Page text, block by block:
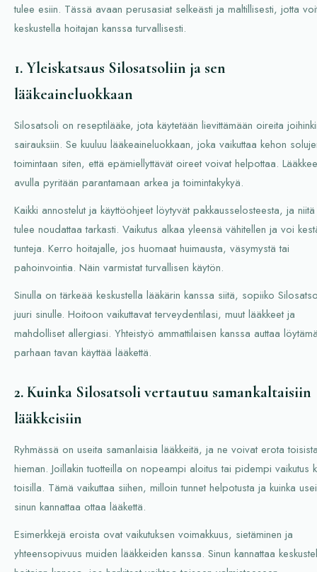
tulee esiin. Tässä avaan perusasiat selkeästi ja maltillisesti, jotta
keskustella hoitajan kanssa turvallisesti.
1. Yleiskatsaus Silosatsoliin ja sen
lääkeaineluokkaan
Silosatsoli on reseptilääke, jota käytetään lievittämään oireita
sairauksiin. Se kuuluu lääkeaineluokkaan, joka vaikuttaa kehon
toimintaan siten, että epämiellyttävät oireet voivat helpottaa.
avulla pyritään parantamaan arkea ja toimintakykyä.
Kaikki annostelut ja käyttöohjeet löytyvät pakkausselosteesta, ja niitä
tulee noudattaa tarkasti. Vaikutus alkaa yleensä vähitellen ja voi
tunteja. Kerro hoitajalle, jos huomaat huimausta, väsymystä tai
pahoinvointia. Näin varmistat turvallisen käytön.
Sinulla on tärkeää keskustella lääkärin kanssa siitä, sopiiko
juuri sinulle. Hoitoon vaikuttavat terveydentilasi, muut lääkkeet ja
mahdolliset allergiasi. Yhteistyö ammattilaisen kanssa auttaa
parhaan tavan käyttää lääkettä.
2. Kuinka Silosatsoli vertautuu samankaltaisiin
lääkkeisiin
Ryhmässä on useita samanlaisia lääkkeitä, ja ne voivat erota
hieman. Joillakin tuotteilla on nopeampi aloitus tai pidempi vaikutus
toisilla. Tämä vaikuttaa siihen, milloin tunnet helpotusta ja kuinka
sinun kannattaa ottaa lääkettä.
Esimerkkejä eroista ovat vaikutuksen voimakkuus, sietäminen ja
yhteensopivuus muiden lääkkeiden kanssa. Sinun kannattaa